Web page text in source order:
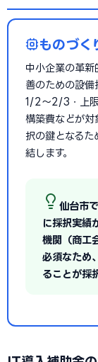
ものづく
中小企業の革新
善のための設備
1/2〜2/3・上限
構築費などが対
択の鍵となるた
結します。
仙台市
に採択実績
機関（商工
必須なため
ることが採